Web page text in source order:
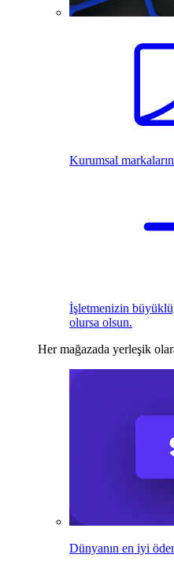
Kurumsal
İşletmenizin
olursa olsun.
Her mağazada yerleşik
Dünyanın en iyi